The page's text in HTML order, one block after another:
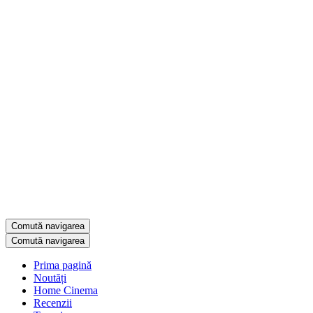
Comută navigarea
Comută navigarea
Prima pagină
Noutăți
Home Cinema
Recenzii